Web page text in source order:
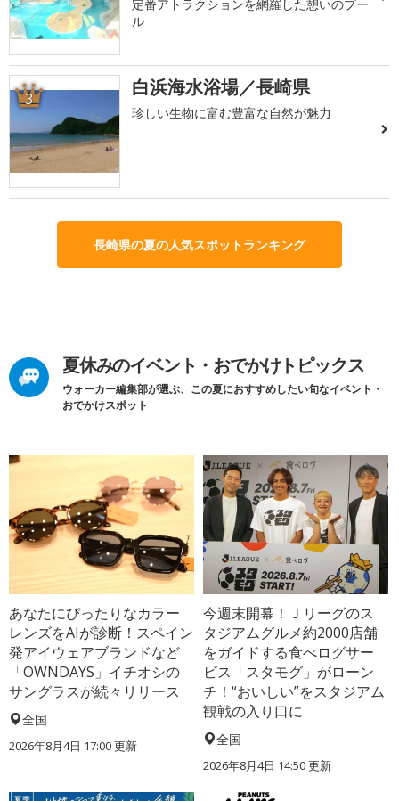
定番アトラクションを網羅した憩いのプー
ル
3 白浜海水浴場／長崎県
珍しい生物に富む豊富な自然が魅力
長崎県の夏の人気スポットランキング
夏休みのイベント・おでかけトピックス
ウォーカー編集部が選ぶ、この夏におすすめしたい旬なイベント・
おでかけスポット
あなたにぴったりなカラー
レンズをAIが診断！スペイン
発アイウェアブランドなど
「OWNDAYS」イチオシの
サングラスが続々リリース
全国
2026年8月4日 17:00更新
今週末開幕！Ｊリーグのス
タジアムグルメ約2000店舗
をガイドする食べログサー
ビス「スタモグ」がローン
チ！“おいしい”をスタジアム
観戦の入り口に
全国
2026年8月4日 14:50更新